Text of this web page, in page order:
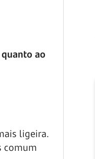
ao
ligeira.
comum